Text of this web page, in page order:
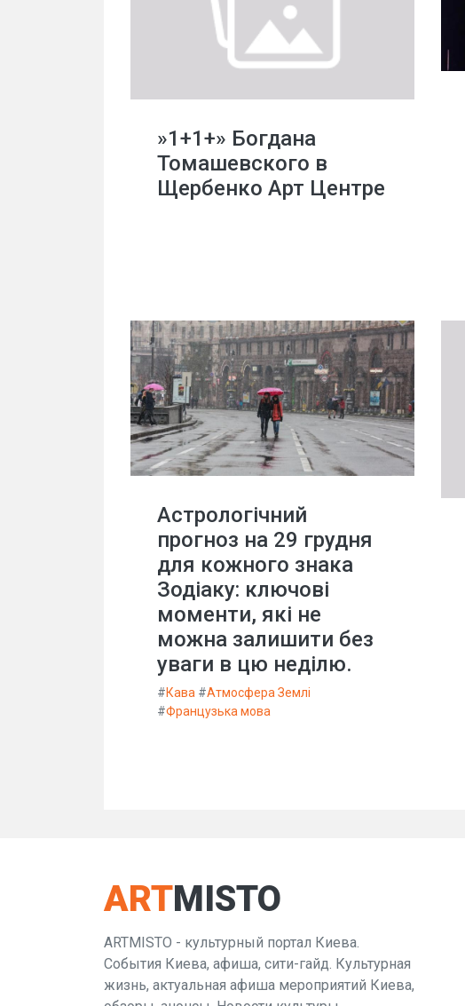
»1+1+» Богдана
Томашевского в
Щербенко Арт Центре
Астрологічний
прогноз на 29 грудня
для кожного знака
Зодіаку: ключові
моменти, які не
можна залишити без
уваги в цю неділю.
#Кава #Атмосфера Землі
#Французька мова
ARTMISTO
ARTMISTO - культурный портал Киева.
События Киева, афиша, сити-гайд. Культурная
жизнь, актуальная афиша мероприятий Киева,